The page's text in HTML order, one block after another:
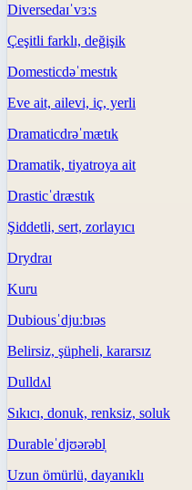
Diversedaɪˈvɜːs
Çeşitli farklı, değişik
Domesticdəˈmestɪk
Eve ait, ailevi, iç, yerli
Dramaticdrəˈmætɪk
Dramatik, tiyatroya ait
Drasticˈdræstɪk
Şiddetli, sert, zorlayıcı
Drydraɪ
Kuru
Dubiousˈdjuːbɪəs
Belirsiz, şüpheli, kararsız
Dulldʌl
Sıkıcı, donuk, renksiz, soluk
Durableˈdjʊərəbl̩
Uzun ömürlü, dayanıklı